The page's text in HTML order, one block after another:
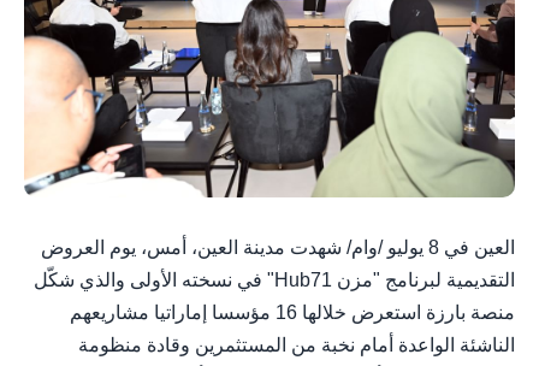
العين في 8 يوليو /وام/ شهدت مدينة العين، أمس، يوم العروض
التقديمية لبرنامج "مزن Hub71" في نسخته الأولى والذي شكّل
منصة بارزة استعرض خلالها 16 مؤسسا إماراتيا مشاريعهم
الناشئة الواعدة أمام نخبة من المستثمرين وقادة منظومة